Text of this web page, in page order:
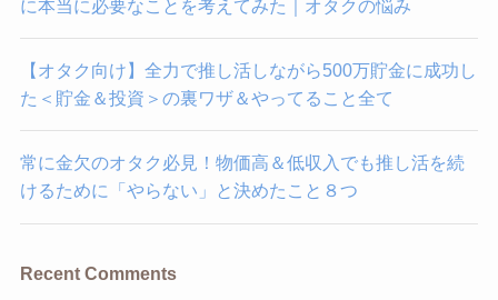
に本当に必要なことを考えてみた｜オタクの悩み
【オタク向け】全力で推し活しながら500万貯金に成功し
た＜貯金＆投資＞の裏ワザ＆やってること全て
常に金欠のオタク必見！物価高＆低収入でも推し活を続
けるために「やらない」と決めたこと８つ
Recent Comments